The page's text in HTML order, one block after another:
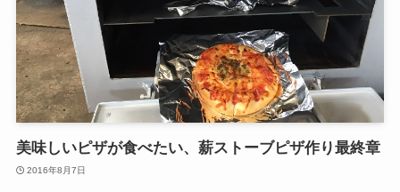
美味しいピザが食べたい、薪ストーブピザ作り最終章
2016年8月7日